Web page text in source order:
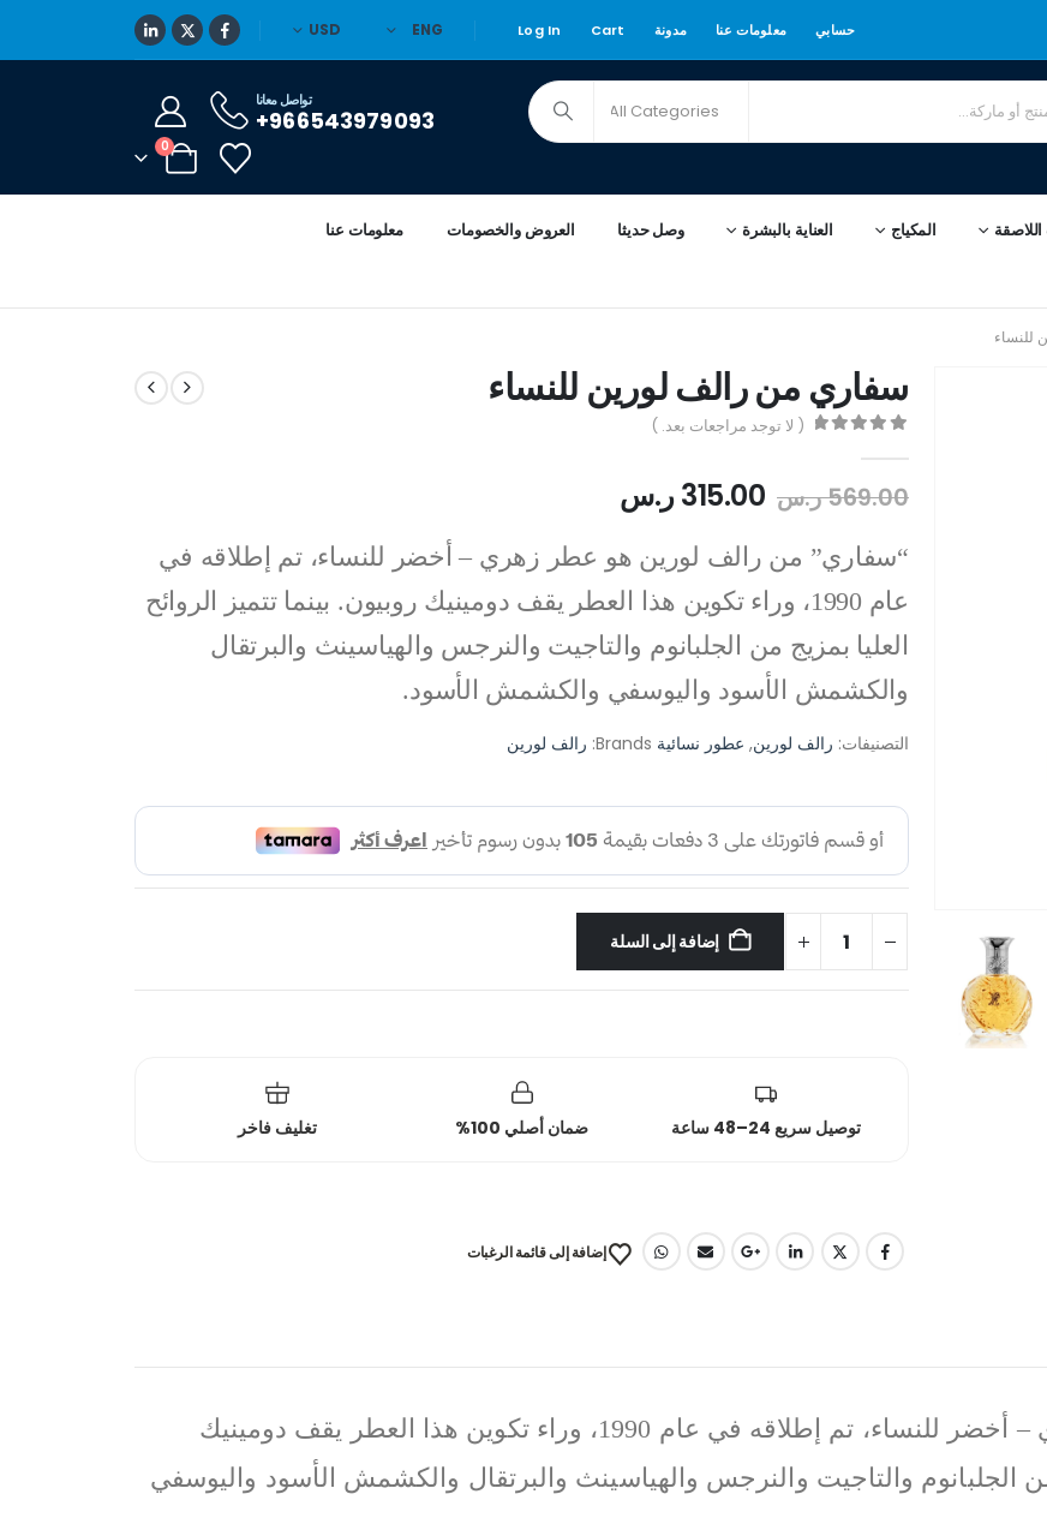
حسابي معلومات عنا مدونة Cart
Log In
ENG
USD
تواصل معانا
966543979093+
0
المكياج العناية بالبشرة وصل حديثا العروض والخصومات معلومات عنا
للنساء
سفاري من رالف لورين للنساء
( لا توجد مراجعات بعد. )
569.00ر.س 315.00ر.س
“سفاري” من رالف لورين هو عطر زهري – أخضر للنساء، تم إطلاقه في
عام 1990، وراء تكوين هذا العطر يقف دومينيك روبيون. بينما تتميز الروائح
العليا بمزيج من الجلبانوم والتاجيت والنرجس والهياسينث والبرتقال
والكشمش الأسود واليوسفي والكشمش الأسود.
التصنيفات: رالف لورين, عطور نسائية Brands: رالف لورين
إضافة إلى السلة
توصيل سريع 24–48 ساعة ضمان أصلي 100% تغليف فاخر
إضافة إلى قائمة الرغبات
“سفاري” من رالف لورين هو عطر زهري – أخضر للنساء، تم إطلاقه في عام 1990، وراء تكوين هذا العطر يقف دومينيك
من الجلبانوم والتاجيت والنرجس والهياسينث والبرتقال والكشمش الأسود واليوسفي